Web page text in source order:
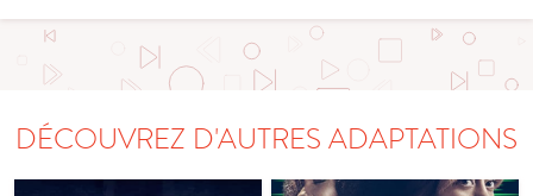
DÉCOUVREZ D'AUTRES ADAPTATIONS